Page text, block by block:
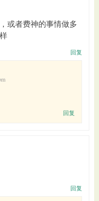
或者费神的事情做多
回复
回复
回复